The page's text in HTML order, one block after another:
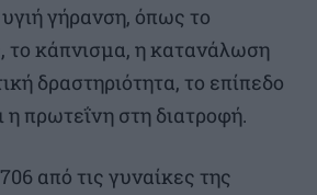
γήρανση, όπως το
το κάπνισμα, η κατανάλωση
δραστηριότητα, το επίπεδο
η πρωτεΐνη στη διατροφή.
από τις γυναίκες της